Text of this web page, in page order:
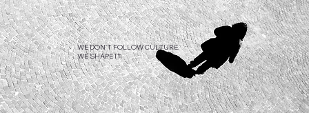
WE DON’T FOLLOW CULTURE.
WE SHAPE IT.